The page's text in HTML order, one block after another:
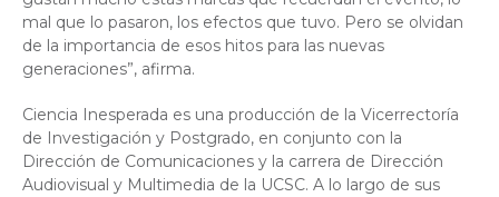
mal que lo pasaron, los efectos que tuvo. Pero se olvidan
de la importancia de esos hitos para las nuevas
generaciones”, afirma.
Ciencia Inesperada es una producción de la Vicerrectoría
de Investigación y Postgrado, en conjunto con la
Dirección de Comunicaciones y la carrera de Dirección
Audiovisual y Multimedia de la UCSC. A lo largo de sus